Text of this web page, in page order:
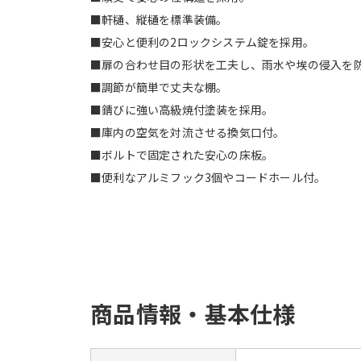
■軒樋、縦樋を標準装備。
■安心と便利の2ロックシステム錠を採用。
■扉の合わせ目の形状を工夫し、雨水や埃の侵入を防
■調節が簡単で丈夫な棚。
■錆びに強い高級焼付塗装を採用。
■庫内の空気を対流させる換気口付。
■ボルトで固定された安心の床板。
■便利なアルミフック3個やコードホール付。
商品情報・基本仕様